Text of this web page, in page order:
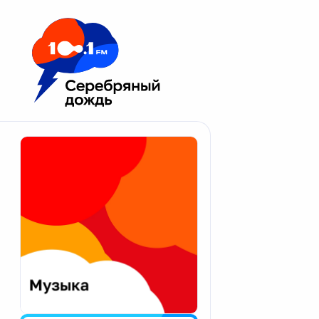
Москва 100.1 FM
Апатиты
Екатеринбург
Калининград
Калуга